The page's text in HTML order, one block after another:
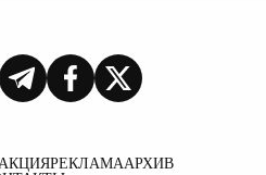
РЕКЛАМААРХИВ